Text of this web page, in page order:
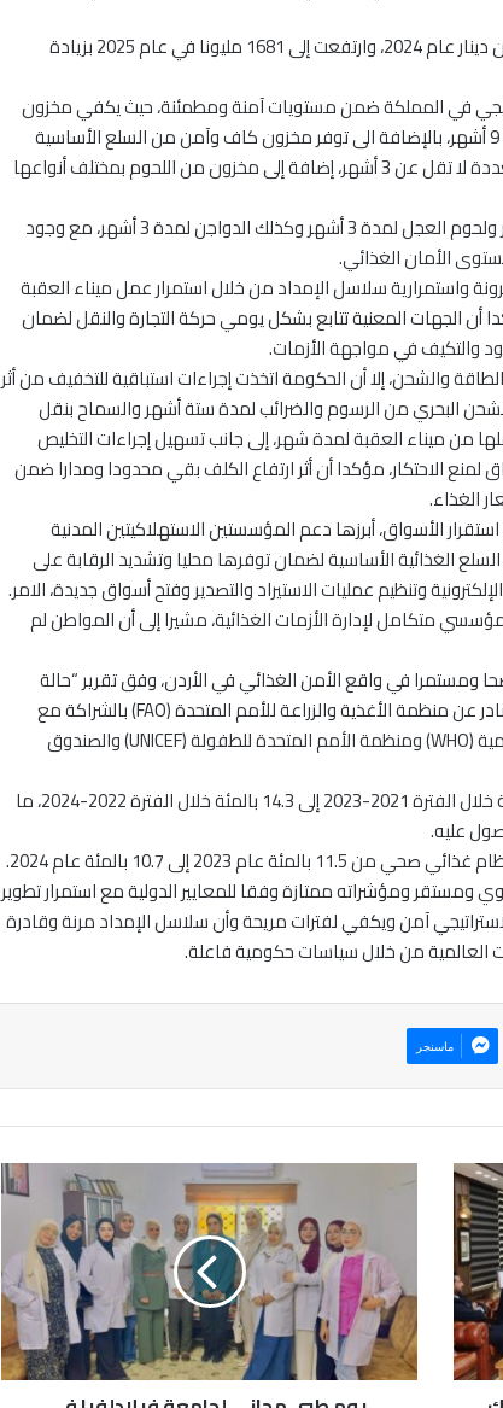
وأشار إلى أن قيمة الصادرات الزراعية بلغت 1531مليون دينار عام 2024، وارتفعت إلى 1681 مليونا في عام 2025 بزيادة
في المملكة ضمن مستويات آمنة ومطمئنة، حيث يكفي مخزون
القمح لمدة تصل إلى 10 أشهر ومخزون الشعير لمدة 9 أشهر، بالإضافة الى توفر مخزون كاف وآمن من السلع الأساسية
الأخرى كالأرز والسكر والزيوت والبقوليات لفترات متعددة لا تقل عن 3 أشهر، إضافة إلى مخزون من اللحوم بمختلف أنواعها
وأشار الى أن مخزون لحوم الضأن يكفي لمدة 6 أشهر ولحوم العجل لمدة 3 أشهر وكذلك الدواجن لمدة 3 أشهر، مع وجود
الأمان الغذائي.
واستمرارية سلاسل الإمداد من خلال استمرار عمل ميناء العقبة
أن الجهات المعنية تتابع بشكل يومي حركة التجارة والنقل لضمان
والتكيف في مواجهة الأزمات.
والشحن، إلا أن الحكومة اتخذت إجراءات استباقية للتخفيف من أثر
البحري من الرسوم والضرائب لمدة ستة أشهر والسماح بنقل
من ميناء العقبة لمدة شهر، إلى جانب تسهيل إجراءات التخليص
لمنع الاحتكار، مؤكدا أن أثر ارتفاع الكلف بقي محدودا ومدارا ضمن
الغذاء.
الأسواق، أبرزها دعم المؤسستين الاستهلاكيتين المدنية
الغذائية الأساسية لضمان توفرها محليا وتشديد الرقابة على
وتنظيم عمليات الاستيراد والتصدير وفتح أسواق جديدة، الامر.
متكامل لإدارة الأزمات الغذائية، مشيرا إلى أن المواطن لم
ومستمرا في واقع الأمن الغذائي في الأردن، وفق تقرير “حالة
الأمن الغذائي والتغذية في العالم (SOFI) 2025” الصادر عن منظمة الأغذية والزراعة للأمم المتحدة (FAO) بالشراكة مع
برنامج الأغذية العالمي (WFP) ومنظمة الصحة العالمية (WHO) ومنظمة الأمم المتحدة للطفولة (UNICEF) والصندوق
وقال إن نسبة نقص التغذية انخفضت من 17.9 بالمئة خلال الفترة 2021-2023 إلى 14.3 بالمئة خلال الفترة 2022-2024، ما
عليه.
2023 إلى 10.7 بالمئة عام 2024.
ومؤشراته ممتازة وفقا للمعايير الدولية مع استمرار تطوير
آمن ويكفي لفترات مريحة وأن سلاسل الإمداد مرنة وقادرة
العالمية من خلال سياسات حكومية فاعلة.
ماسنجر
ي
م
ج
ا